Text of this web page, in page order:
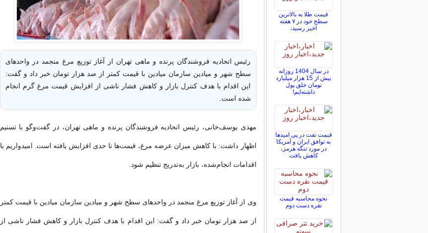
رئیس اتحادیه فروشندگان پرنده و ماهی تهران از آغاز توزیع مرغ منجمد در واحدهای
سطح شهر و میادین سازمان میادین با قیمت کمتر از صد هزار تومان خبر داد و گفت:
این اقدام با هدف کنترل بازار و کاهش فشار ناشی از افزایش قیمت مرغ گرم انجام
شده است.
مهدی یوسف‌خانی، رئیس اتحادیه فروشندگان پرنده و ماهی تهران، در گفت‌وگو با تسنیم
اظهار داشت: با کاهش میزان عرضه مرغ، قیمت‌ها تا حدی افزایش یافته است. امیدواریم با
اقدامات انجام‌شده، بازار به‌تدریج تنظیم شود.
وی از آغاز توزیع مرغ منجمد در واحدهای سطح شهر و میادین سازمان میادین با قیمت کمتر
از صد هزار تومان خبر داد و گفت: این اقدام با هدف کنترل بازار و کاهش فشار ناشی از
قیمت طلا به بالاترین
سطح خود در ۷ هفته
اخیر رسید،
در سال 1404 روزانه
بیش از 15 هزار میلیارد
تومان خلق پول
داشته‌ایم!
قیمت نفت در پی امیدها
به توافق ایران و آمریکا
در مورد تنگه هرمز،
کاهش یافت
نحوه محاسبه قیمت
نقره دست دوم